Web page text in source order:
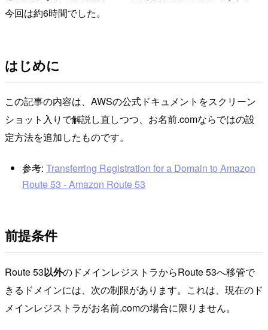
今回は約6時間でした。
はじめに
この記事の内容は、AWSの公式ドキュメントをスクリーン
ショット入りで解説し直しつつ、お名前.comならではの設
定方法を追加したものです。
参考: Transferring Registration for a Domain to Amazon
Route 53 - Amazon Route 53
前提条件
Route 53以外のドメインレジストラからRoute 53へ移管で
きるドメインには、次の制限があります。これは、現在のド
メインレジストラがお名前.comの場合に限りません。